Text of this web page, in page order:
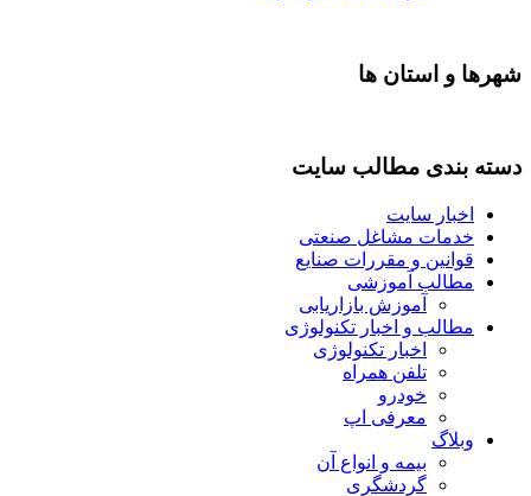
شهرها و استان ها
دسته بندی مطالب سایت
اخبار سایت
خدمات مشاغل صنعتی
قوانین و مقررات صنایع
مطالب آموزشی
آموزش بازاریابی
مطالب و اخبار تکنولوژی
اخبار تکنولوژی
تلفن همراه
خودرو
معرفی اپ
وبلاگ
بیمه و انواع آن
گردشگری